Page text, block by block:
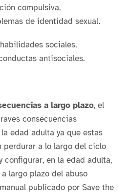
compulsiva,
de identidad sexual.
sociales,
antisociales.
a largo plazo, el
consecuencias
edad adulta ya que estas
perdurar a lo largo del ciclo
configurar, en la edad adulta,
largo plazo del abuso
publicado por Save the